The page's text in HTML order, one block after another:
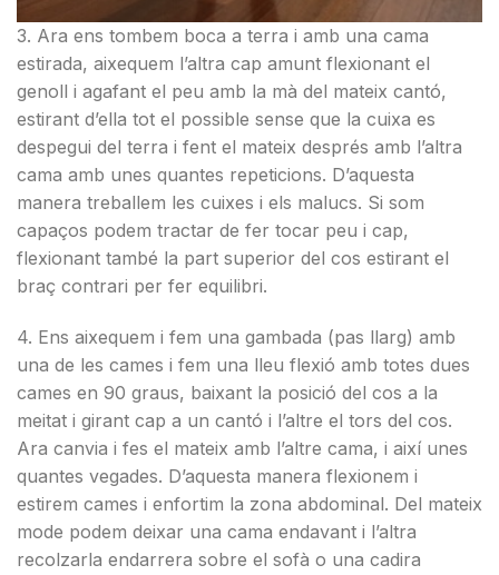
3. Ara ens tombem boca a terra i amb una cama
estirada, aixequem l’altra cap amunt flexionant el
genoll i agafant el peu amb la mà del mateix cantó,
estirant d’ella tot el possible sense que la cuixa es
despegui del terra i fent el mateix després amb l’altra
cama amb unes quantes repeticions. D’aquesta
manera treballem les cuixes i els malucs. Si som
capaços podem tractar de fer tocar peu i cap,
flexionant també la part superior del cos estirant el
braç contrari per fer equilibri.
4. Ens aixequem i fem una gambada (pas llarg) amb
una de les cames i fem una lleu flexió amb totes dues
cames en 90 graus, baixant la posició del cos a la
meitat i girant cap a un cantó i l’altre el tors del cos.
Ara canvia i fes el mateix amb l’altre cama, i així unes
quantes vegades. D’aquesta manera flexionem i
estirem cames i enfortim la zona abdominal. Del mateix
mode podem deixar una cama endavant i l’altra
recolzarla endarrera sobre el sofà o una cadira